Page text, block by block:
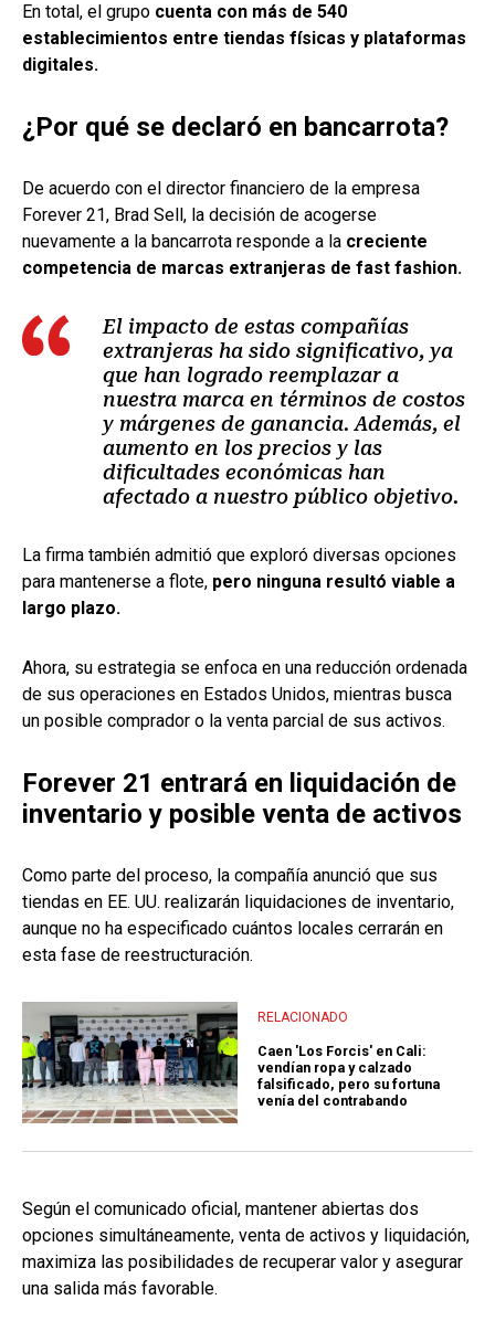
En total, el grupo cuenta con más de 540
establecimientos entre tiendas físicas y plataformas
digitales.
¿Por qué se declaró en bancarrota?
De acuerdo con el director financiero de la empresa
Forever 21, Brad Sell, la decisión de acogerse
nuevamente a la bancarrota responde a la creciente
competencia de marcas extranjeras de fast fashion.
El impacto de estas compañías
extranjeras ha sido significativo, ya
que han logrado reemplazar a
nuestra marca en términos de costos
y márgenes de ganancia. Además, el
aumento en los precios y las
dificultades económicas han
afectado a nuestro público objetivo.
La firma también admitió que exploró diversas opciones
para mantenerse a flote, pero ninguna resultó viable a
largo plazo.
Ahora, su estrategia se enfoca en una reducción ordenada
de sus operaciones en Estados Unidos, mientras busca
un posible comprador o la venta parcial de sus activos.
Forever 21 entrará en liquidación de
inventario y posible venta de activos
Como parte del proceso, la compañía anunció que sus
tiendas en EE. UU. realizarán liquidaciones de inventario,
aunque no ha especificado cuántos locales cerrarán en
esta fase de reestructuración.
RELACIONADO
Caen 'Los Forcis' en Cali:
vendían ropa y calzado
falsificado, pero su fortuna
venía del contrabando
Según el comunicado oficial, mantener abiertas dos
opciones simultáneamente, venta de activos y liquidación,
maximiza las posibilidades de recuperar valor y asegurar
una salida más favorable.